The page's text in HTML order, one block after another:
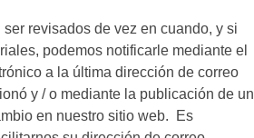
revisados de vez en cuando, y si
podemos notificarle mediante el
a la última dirección de correo
y / o mediante la publicación de un
en nuestro sitio web. Es